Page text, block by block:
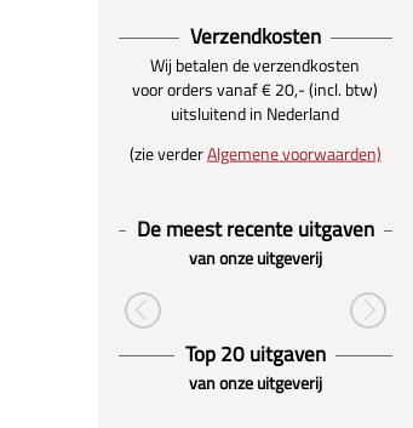
Verzendkosten
Wij betalen de verzendkosten
voor orders vanaf € 20,- (incl. btw)
uitsluitend in Nederland
(zie verderAlgemene voorwaarden)
De meest recente uitgaven
van onze uitgeverij
Top 20 uitgaven
van onze uitgeverij